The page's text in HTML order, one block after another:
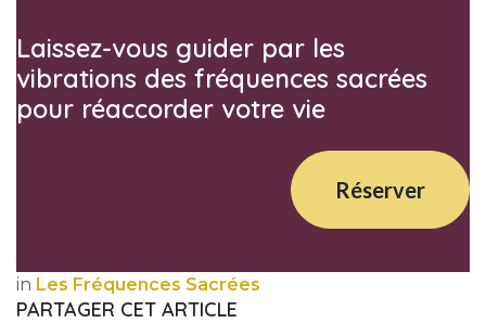
Laissez-vous guider par les
vibrations des fréquences sacrées
pour réaccorder votre vie
Réserver
in Les Fréquences Sacrées
PARTAGER CET ARTICLE